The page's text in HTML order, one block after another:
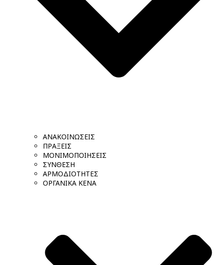
ΑΝΑΚΟΙΝΩΣΕΙΣ
ΠΡΑΞΕΙΣ
ΜΟΝΙΜΟΠΟΙΗΣΕΙΣ
ΣΥΝΘΕΣΗ
ΑΡΜΟΔΙΟΤΗΤΕΣ
ΟΡΓΑΝΙΚΑ ΚΕΝΑ